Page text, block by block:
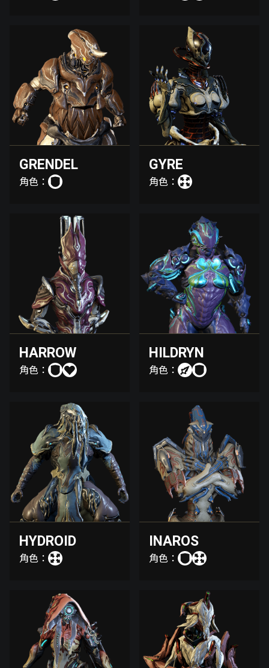
GRENDEL
角色：
GYRE
角色：
HARROW
角色：
HILDRYN
角色：
HYDROID
角色：
INAROS
角色：